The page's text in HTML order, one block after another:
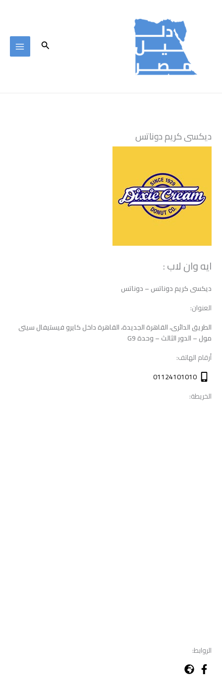
البحث
ديكسى كريم دوناتس
ايه وان لاب :
ديكسى كريم دوناتس – دوناتس
العنوان:
الطريق الدائرى، القاهرة الجديدة، القاهرة داخل كايرو فيستيفال سيتى
مول – الدور الثالث – وحدة G9
أرقام الهاتف:
01124101010
الخريطة:
الروابط: